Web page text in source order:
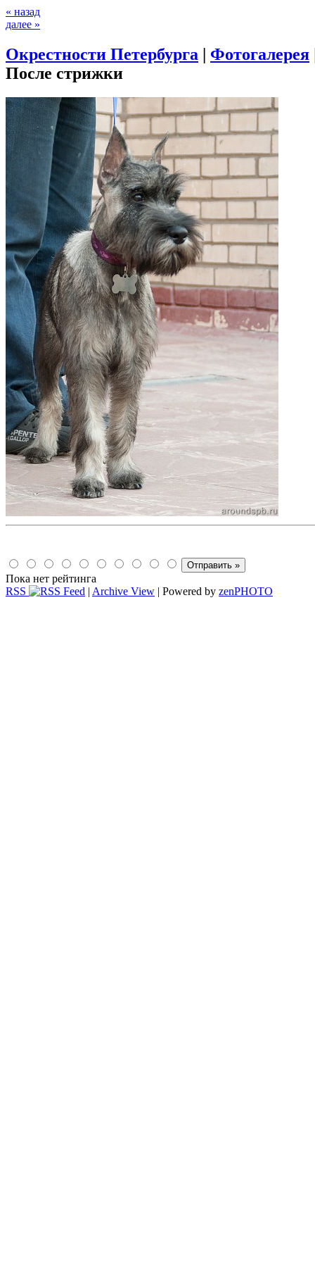
« назад
далее »
Окрестности Петербурга | Фотогалерея
После стрижки
Пока нет рейтинга
RSS
| Archive View | Powered by zenPHOTO